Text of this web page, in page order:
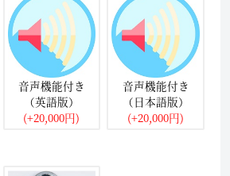
音声機能付き
（英語版）
(+20,000円)
音声機能付き
（日本語版）
(+20,000円)